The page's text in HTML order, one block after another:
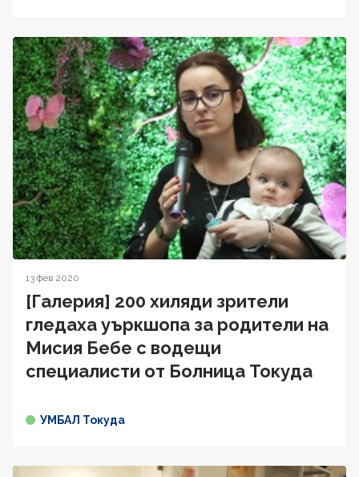
13 фев 2020
[Галерия] 200 хиляди зрители
гледаха уъркшопа за родители на
Мисия Бебе с водещи
специалисти от Болница Токуда
УМБАЛ Токуда